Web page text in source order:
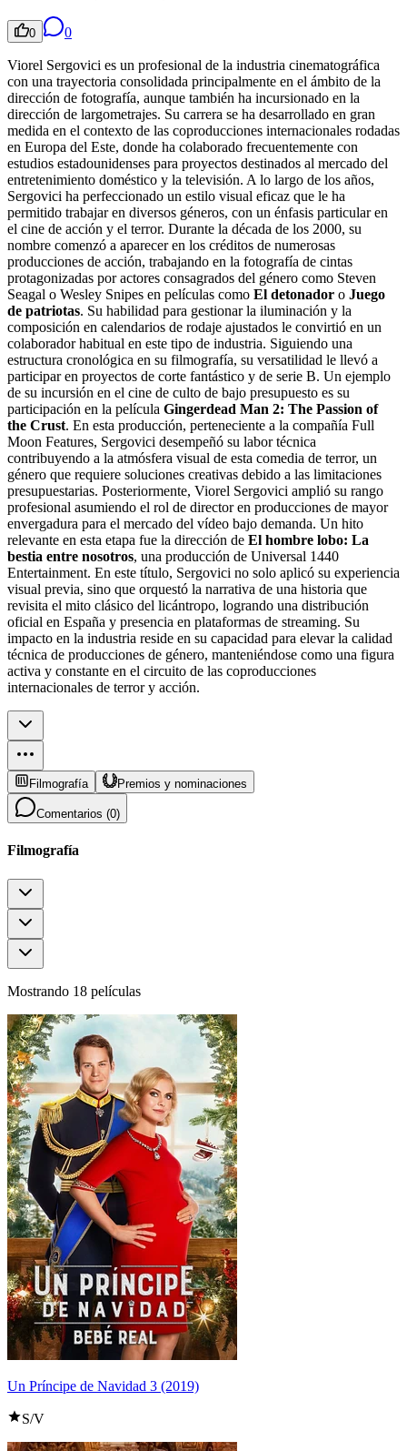
0 0
Viorel Sergovici es un profesional de la industria cinematográfica
con una trayectoria consolidada principalmente en el ámbito de la
dirección de fotografía, aunque también ha incursionado en la
dirección de largometrajes. Su carrera se ha desarrollado en gran
medida en el contexto de las coproducciones internacionales rodadas
en Europa del Este, donde ha colaborado frecuentemente con
estudios estadounidenses para proyectos destinados al mercado del
entretenimiento doméstico y la televisión. A lo largo de los años,
Sergovici ha perfeccionado un estilo visual eficaz que le ha
permitido trabajar en diversos géneros, con un énfasis particular en
el cine de acción y el terror. Durante la década de los 2000, su
nombre comenzó a aparecer en los créditos de numerosas
producciones de acción, trabajando en la fotografía de cintas
protagonizadas por actores consagrados del género como Steven
Seagal o Wesley Snipes en películas como El detonador o Juego
de patriotas. Su habilidad para gestionar la iluminación y la
composición en calendarios de rodaje ajustados le convirtió en un
colaborador habitual en este tipo de industria. Siguiendo una
estructura cronológica en su filmografía, su versatilidad le llevó a
participar en proyectos de corte fantástico y de serie B. Un ejemplo
de su incursión en el cine de culto de bajo presupuesto es su
participación en la película Gingerdead Man 2: The Passion of
the Crust. En esta producción, perteneciente a la compañía Full
Moon Features, Sergovici desempeñó su labor técnica
contribuyendo a la atmósfera visual de esta comedia de terror, un
género que requiere soluciones creativas debido a las limitaciones
presupuestarias. Posteriormente, Viorel Sergovici amplió su rango
profesional asumiendo el rol de director en producciones de mayor
envergadura para el mercado del vídeo bajo demanda. Un hito
relevante en esta etapa fue la dirección de El hombre lobo: La
bestia entre nosotros, una producción de Universal 1440
Entertainment. En este título, Sergovici no solo aplicó su experiencia
visual previa, sino que orquestó la narrativa de una historia que
revisita el mito clásico del licántropo, logrando una distribución
oficial en España y presencia en plataformas de streaming. Su
impacto en la industria reside en su capacidad para elevar la calidad
técnica de producciones de género, manteniéndose como una figura
activa y constante en el circuito de las coproducciones
internacionales de terror y acción.
Filmografía Premios y nominaciones
Comentarios (0)
Filmografía
Mostrando 18 películas
Un Príncipe de Navidad 3 (2019)
S/V